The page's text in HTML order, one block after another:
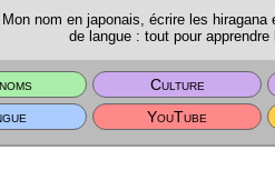
Mon nom en japonais, écrire les
de langue : tout pour apprendre
Culture
YouTube